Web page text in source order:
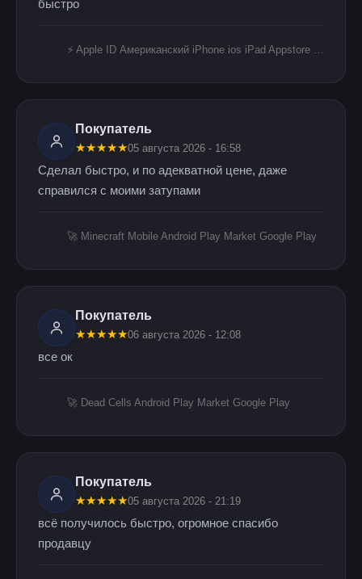
быстро
⚡️ Apple ID Американский iPhone ios iPad Appstore +🎁🎈 USA ICLOUD ЛИЧНЫЙ БЕЗ 2FA
Покупатель
★★★★★05 августа 2026 - 16:58
Сделал быстро, и по адекватной цене, даже
справился с моими затупами
🚀 Minecraft Mobile Android Play Market Google Play
Покупатель
★★★★★06 августа 2026 - 12:08
все ок
🚀 Dead Cells Android Play Market Google Play
Покупатель
★★★★★05 августа 2026 - 21:19
всё получилось быстро, огромное спасибо
продавцу